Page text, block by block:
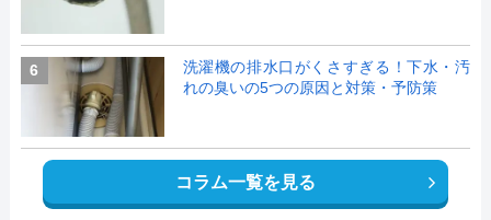
6
洗濯機の排水口がくさすぎる！下水・汚
れの臭いの5つの原因と対策・予防策
コラム一覧を見る